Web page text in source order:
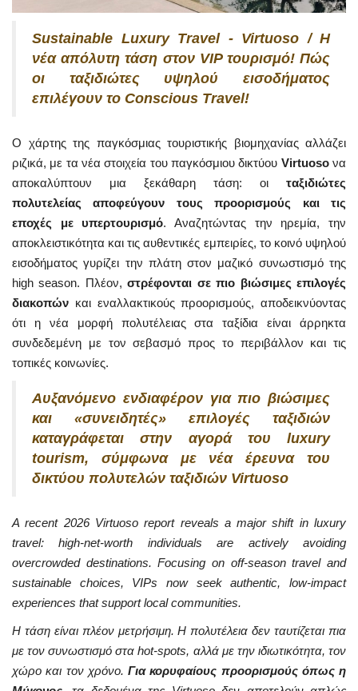
Sustainable Luxury Travel - Virtuoso / Η
νέα απόλυτη τάση στον VIP τουρισμό! Πώς
οι ταξιδιώτες υψηλού εισοδήματος
επιλέγουν το Conscious Travel!
Ο χάρτης της παγκόσμιας τουριστικής βιομηχανίας αλλάζει
ριζικά, με τα νέα στοιχεία του παγκόσμιου δικτύου Virtuosoνα
αποκαλύπτουν μια ξεκάθαρη τάση: οι ταξιδιώτες
πολυτελείας αποφεύγουν τους προορισμούς και τις
εποχές με υπερτουρισμό. Αναζητώντας την ηρεμία, την
αποκλειστικότητα και τις αυθεντικές εμπειρίες, το κοινό υψηλού
εισοδήματος γυρίζει την πλάτη στον μαζικό συνωστισμό της
high season. Πλέον,στρέφονται σε πιο βιώσιμες επιλογές
διακοπών και εναλλακτικούς προορισμούς, αποδεικνύοντας
ότι η νέα μορφή πολυτέλειας στα ταξίδια είναι άρρηκτα
συνδεδεμένη με τον σεβασμό προς το περιβάλλον και τις
τοπικές κοινωνίες.
Αυξανόμενο ενδιαφέρον για πιο βιώσιμες
και «συνειδητές» επιλογές ταξιδιών
καταγράφεται στην αγορά του luxury
tourism, σύμφωνα με νέα έρευνα του
δικτύου πολυτελών ταξιδιών Virtuoso
A recent 2026 Virtuoso report reveals a major shift in luxury
travel: high-net-worth individuals are actively avoiding
overcrowded destinations. Focusing on off-season travel and
sustainable choices, VIPs now seek authentic, low-impact
experiences that support local communities.
Η τάση είναι πλέον μετρήσιμη. Η πολυτέλεια δεν ταυτίζεται πια
με τον συνωστισμό στα hot-spots, αλλά με την ιδιωτικότητα, τον
χώρο και τον χρόνο. Για κορυφαίους προορισμούς όπως η